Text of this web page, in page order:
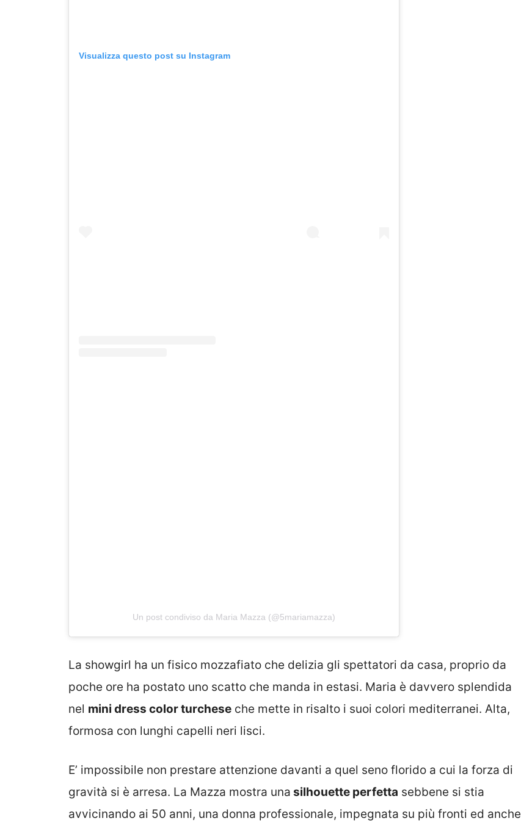
Visualizza questo post su Instagram
Un post condiviso da Maria Mazza (@5mariamazza)
La showgirl ha un fisico mozzafiato che delizia gli spettatori da casa, proprio da
poche ore ha postato uno scatto che manda in estasi. Maria è davvero splendida
nel mini dress color turchese che mette in risalto i suoi colori mediterranei. Alta,
formosa con lunghi capelli neri lisci.
E’ impossibile non prestare attenzione davanti a quel seno florido a cui la forza di
gravità si è arresa. La Mazza mostra una silhouette perfetta sebbene si stia
avvicinando ai 50 anni, una donna professionale, impegnata su più fronti ed anche